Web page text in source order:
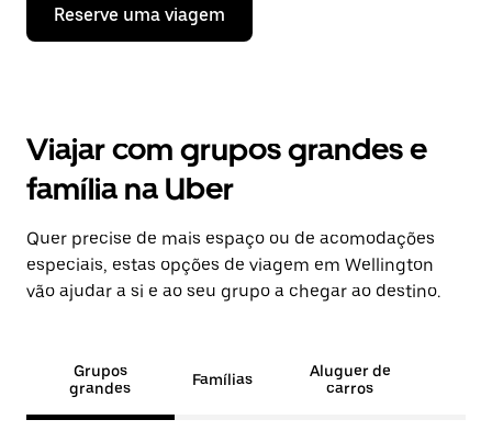
Reserve uma viagem
Viajar com grupos grandes e
família na Uber
Quer precise de mais espaço ou de acomodações
especiais, estas opções de viagem em Wellington
vão ajudar a si e ao seu grupo a chegar ao destino.
Grupos
grandes
Famílias
Aluguer de
carros